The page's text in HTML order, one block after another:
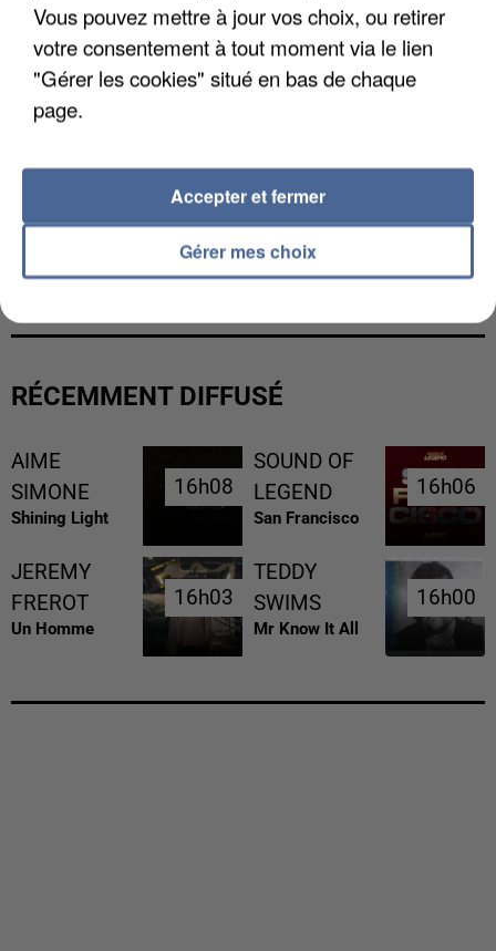
LES DONNÉES DE 300 000 CLIENTS DÉROBÉES À
INTERMARCHÉ APRÈS UNE...
RÉCEMMENT DIFFUSÉ
AIME
SIMONE
Shining Light
16h08
16h08
SOUND OF
LEGEND
San Francisco
16h06
16h06
JEREMY
FREROT
Un Homme
16h03
16h03
TEDDY
SWIMS
Mr Know It All
16h00
16h00
Vous pouvez mettre à jour vos choix, ou retirer
votre consentement à tout moment via le lien
"Gérer les cookies" situé en bas de chaque
page.
Gérer mes choix
Accepter et fermer